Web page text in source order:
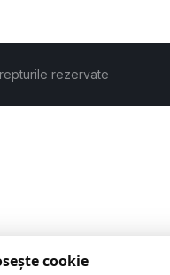
rezervate
cookie